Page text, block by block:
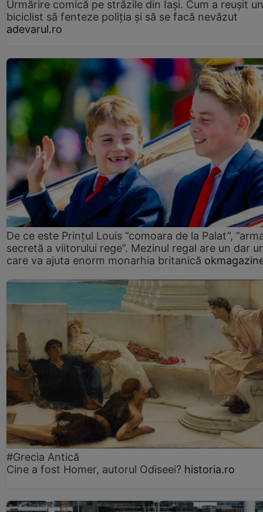
Urmărire comică pe străzile din Iași. Cum a reușit un
biciclist să fenteze poliția și să se facă nevăzut
adevarul.ro
De ce este Prințul Louis ”comoara de la Palat”,
secretă a viitorului rege”. Mezinul regal are un dar
care va ajuta enorm monarhia britanică
#Grecia Antică
Cine a fost Homer, autorul Odiseei? historia.ro